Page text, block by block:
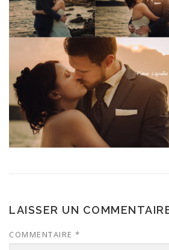
LAISSER UN
COMMENTAIRE *